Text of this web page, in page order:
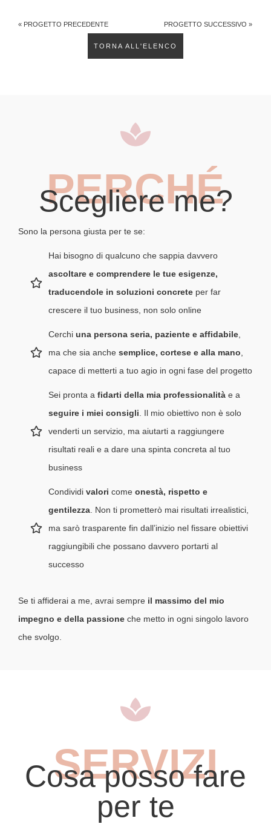
« PROGETTO PRECEDENTE PROGETTO SUCCESSIVO »
TORNA ALL'ELENCO
PERCHÉ
Scegliere me?
Sono la persona giusta per te se:
Hai bisogno di qualcuno che sappia davvero
ascoltare e comprendere le tue esigenze,
traducendole in soluzioni concrete per far
crescere il tuo business, non solo online
Cerchi una persona seria, paziente e affidabile
ma che sia anche semplice, cortese e alla mano
capace di metterti a tuo agio in ogni fase del progetto
Sei pronta a fidarti della mia professionalità e a
seguire i miei consigli . Il mio obiettivo non è solo
venderti un servizio, ma aiutarti a raggiungere
risultati reali e a dare una spinta concreta al tuo
business
Condividi valori come onestà, rispetto e
gentilezza . Non ti prometterò mai risultati irrealistici,
ma sarò trasparente fin dall’inizio nel fissare obiettivi
raggiungibili che possano davvero portarti al
successo
Se ti affiderai a me, avrai sempre il massimo del mio
impegno e della passione che metto in ogni singolo lavoro
che svolgo.
SERVIZI
Cosa posso fare
per te